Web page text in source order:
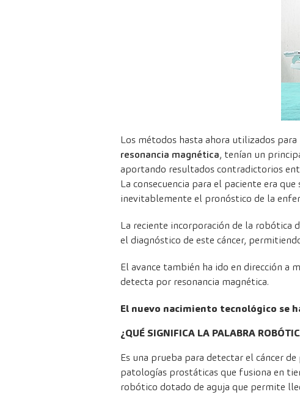
Los métodos hasta ahora utilizados
resonancia magnética, tenían un
aportando resultados contradictorios
La consecuencia para el paciente era
inevitablemente el pronóstico de la
La reciente incorporación de la robótica
el diagnóstico de este cáncer,
El avance también ha ido en dirección a
detecta por resonancia magnética.
El nuevo nacimiento tecnológico se
¿QUÉ SIGNIFICA LA PALABRA
Es una prueba para detectar el cáncer
patologías prostáticas que fusiona en
robótico dotado de aguja que permite